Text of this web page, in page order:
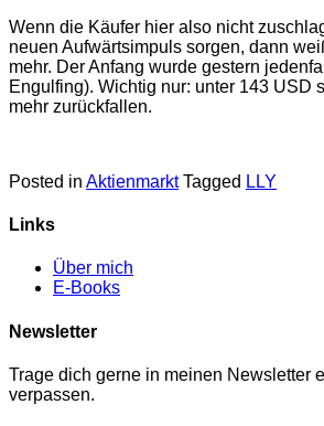
Wenn die Käufer hier also nicht
neuen Aufwärtsimpuls sorgen, dann
mehr. Der Anfang wurde gestern
Engulfing). Wichtig nur: unter 143 USD
mehr zurückfallen.
Posted in Aktienmarkt Tagged LLY
Links
Über mich
E-Books
Newsletter
Trage dich gerne in meinen Newsletter
verpassen.